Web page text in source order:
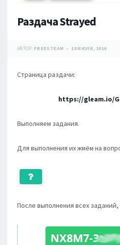
Раздача Strayed
АВТОР: FREESTEAM 18 ИЮЛЯ, 2016
Страница раздачи:
https://gleam.io/
Выполняем задания.
Для выполнения их жмём на
После выполнения всех